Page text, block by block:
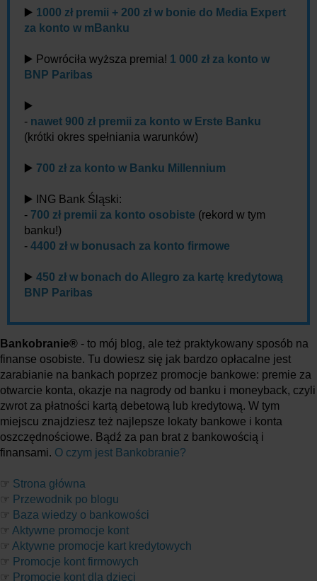
▶️ 1000 zł premii + 200 zł w bonie do Media Expert
za konto w mBanku
▶️ Powróciła wyższa premia! 1 000 zł za konto w
BNP Paribas
▶️
- nawet 900 zł premii za konto w Erste Banku
(krótki okres spełniania warunków)
▶️ 700 zł za konto w Banku Millennium
▶️ ING Bank Śląski:
- 700 zł premii za konto osobiste (rekord w tym
banku!)
- 4400 zł w bonusach za konto firmowe
▶️ 450 zł w bonach do Allegro za kartę kredytową
BNP Paribas
Bankobranie® - to mój blog, ale też praktykowany sposób na
finanse osobiste. Tu dowiesz się jak bardzo opłacalne jest
zarabianie na bankach poprzez promocje bankowe: premie za
otwarcie konta, okazje na nagrody od banku i moneyback, czyli
zwrot za płatności kartą debetową lub kredytową. W tym
miejscu znajdziesz też najlepsze lokaty bankowe i konta
oszczędnościowe. Bądź za pan brat z bankowością i
finansami. O czym jest Bankobranie?
☞ Strona główna
☞ Przewodnik po blogu
☞ Baza wiedzy o bankowości
☞ Aktywne promocje kont
☞ Aktywne promocje kart kredytowych
☞ Promocje kont firmowych
☞ Promocje kont dla dzieci